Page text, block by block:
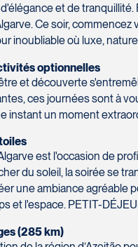
et de
Ce soir,
inoubliable où luxe,
optionnelles
et découverte
ces journées sont à
un moment
est l'occasion de
du soleil, la soirée se
une ambiance
et l'espace. PETIT-
(285 km)